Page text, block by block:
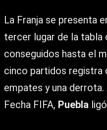
La Franja se presenta
tercer lugar de la tabla
conseguidos hasta el
cinco partidos registra
empates y una
Fecha FIFA, Puebla